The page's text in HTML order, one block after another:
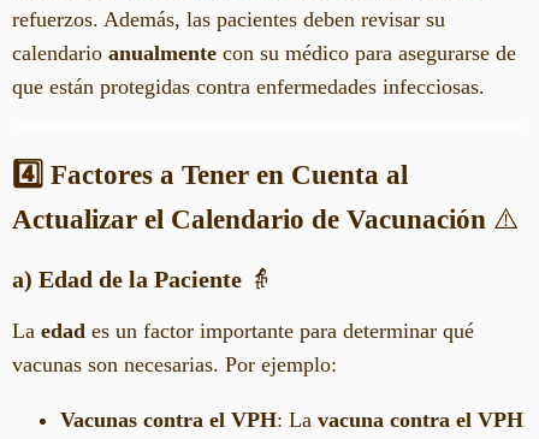
refuerzos. Además, las pacientes deben revisar su
calendario anualmente con su médico para asegurarse de
que están protegidas contra enfermedades infecciosas.
4️⃣ Factores a Tener en Cuenta al
Actualizar el Calendario de Vacunación ⚠️
a) Edad de la Paciente 👵
La edad es un factor importante para determinar qué
vacunas son necesarias. Por ejemplo:
Vacunas contra el VPH: La vacuna contra el VPH